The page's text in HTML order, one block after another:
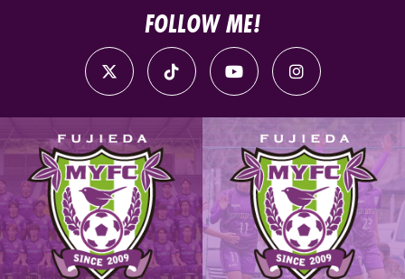
FOLLOW ME!